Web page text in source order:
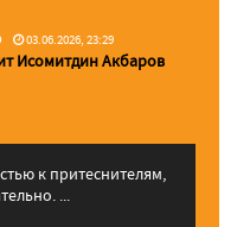
03.06.2026, 23:29
Исомитдин Акбаров
к притеснителям,
...